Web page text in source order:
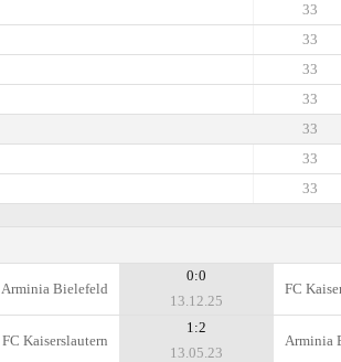
33
33
33
33
33
33
33
Arminia Bielefeld
0:0
13.12.25
FC
FC Kaiserslautern
1:2
13.05.23
Arminia